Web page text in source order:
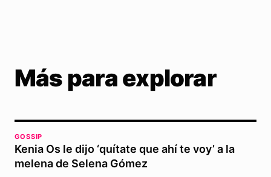
Más para explorar
GOSSIP
Kenia Os le dijo ‘quítate que ahí te voy’ a la
melena de Selena Gómez